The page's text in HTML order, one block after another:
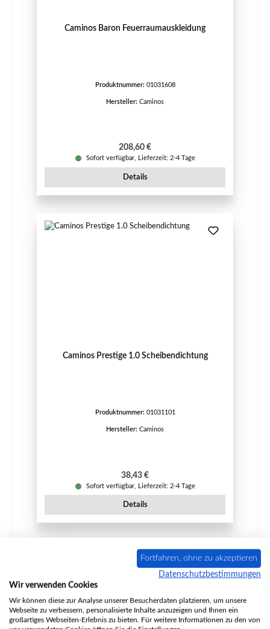
Caminos Baron Feuerraumauskleidung
Produktnummer: 01031608
Hersteller: Caminos
Regulärer Preis:
208,60 €
Sofort verfügbar, Lieferzeit: 2-4 Tage
Details
Caminos Prestige 1.0 Scheibendichtung
Produktnummer: 01031101
Hersteller: Caminos
Regulärer Preis:
38,43 €
Sofort verfügbar, Lieferzeit: 2-4 Tage
Details
Fortfahren, ohne zu akzeptieren
Datenschutzbestimmungen
Wir verwenden Cookies
Wir können diese zur Analyse unserer Besucherdaten platzieren, um unsere
Webseite zu verbessern, personalisierte Inhalte anzuzeigen und Ihnen ein
großartiges Webseiten-Erlebnis zu bieten. Für weitere Informationen zu den von